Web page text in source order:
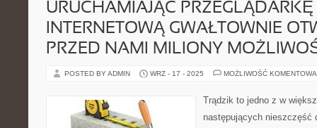
URUCHAMIAJĄC PRZEGLĄDARKĘ
INTERNETOWĄ GWAŁTOWNIE
PRZED NAMI MILIONY
POSTED BY ADMIN WRZ - 17 - 2025 MOŻLIWOŚĆ
Trądzik to jedno z w
następujących nieszczęść